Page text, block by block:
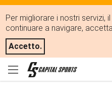
Per migliorare i nostri servizi,
continuare a navigare,
Accetto.